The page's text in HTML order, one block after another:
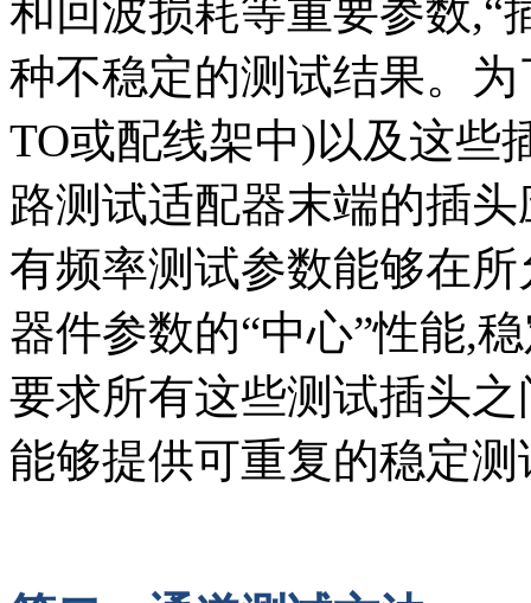
和回波损耗等重要参数,“
种不稳定的测试结果。
TO或配线架中)以及这些
路测试适配器末端的插
有频率测试参数能够在
器件参数的“中心”性能,
要求所有这些测试插头
能够提供可重复的稳定